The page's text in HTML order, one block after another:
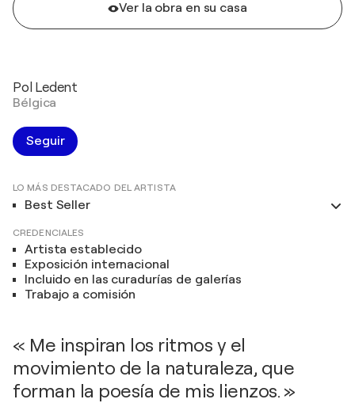
Ver la obra en su casa
Pol Ledent
Bélgica
Seguir
LO MÁS DESTACADO DEL ARTISTA
Best Seller
CREDENCIALES
Artista establecido
Exposición internacional
Incluido en las curadurías de galerías
Trabajo a comisión
« Me inspiran los ritmos y el
movimiento de la naturaleza, que
forman la poesía de mis lienzos. »